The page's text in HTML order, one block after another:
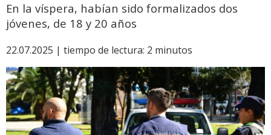
En la víspera, habían sido formalizados dos
jóvenes, de 18 y 20 años
22.07.2025 | tiempo de lectura: 2 minutos